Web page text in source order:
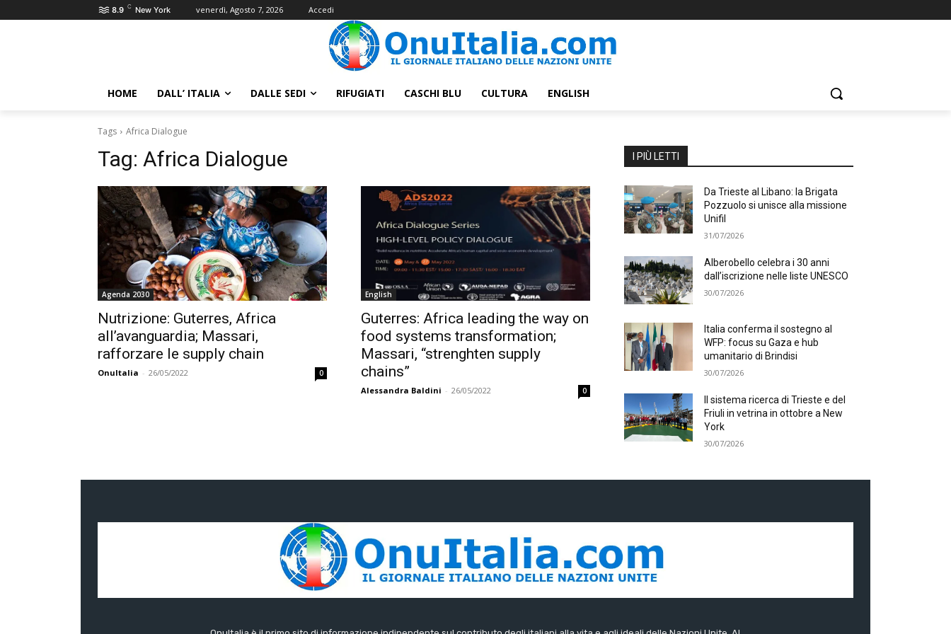
8.9 C New York venerdì, Agosto 7, 2026 Accedi
HOME DALL’ ITALIA DALLE SEDI RIFUGIATI CASCHI BLU CULTURA ENGLISH
Tags Africa Dialogue
Tag: Africa Dialogue
Agenda 2030
Nutrizione: Guterres, Africa
all’avanguardia; Massari,
rafforzare le supply chain
OnuItalia - 26/05/2022 0
English
Guterres: Africa leading the way on
food systems transformation;
Massari, “strenghten supply
chains”
Alessandra Baldini - 26/05/2022 0
I PIÙ LETTI
Da Trieste al Libano: la Brigata
Pozzuolo si unisce alla missione
Unifil
31/07/2026
Alberobello celebra i 30 anni
dall’iscrizione nelle liste UNESCO
30/07/2026
Italia conferma il sostegno al
WFP: focus su Gaza e hub
umanitario di Brindisi
30/07/2026
Il sistema ricerca di Trieste e del
Friuli in vetrina in ottobre a New
York
30/07/2026